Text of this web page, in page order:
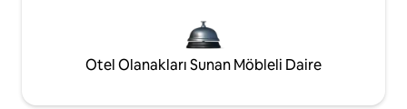
Otel Olanakları Sunan Möbleli Daire